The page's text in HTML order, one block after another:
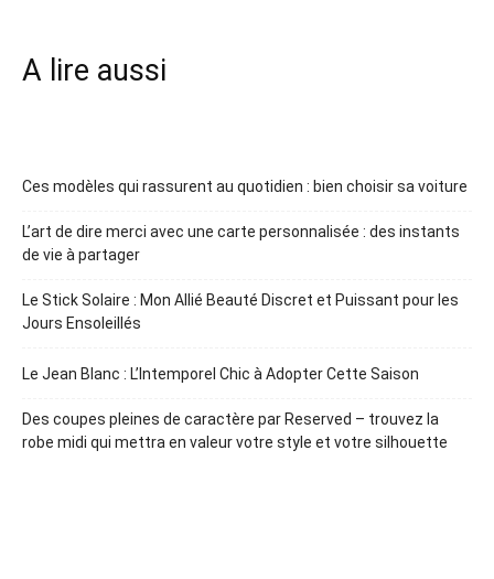
A lire aussi
Ces modèles qui rassurent au quotidien : bien choisir sa voiture
L’art de dire merci avec une carte personnalisée : des instants
de vie à partager
Le Stick Solaire : Mon Allié Beauté Discret et Puissant pour les
Jours Ensoleillés
Le Jean Blanc : L’Intemporel Chic à Adopter Cette Saison
Des coupes pleines de caractère par Reserved – trouvez la
robe midi qui mettra en valeur votre style et votre silhouette